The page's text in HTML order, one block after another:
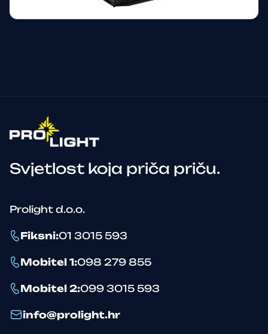
Svjetlost koja priča priču.
Prolight d.o.o.
Fiksni:01 3015 593
Mobitel 1:098 279 855
Mobitel 2:099 3015 593
info@prolight.hr